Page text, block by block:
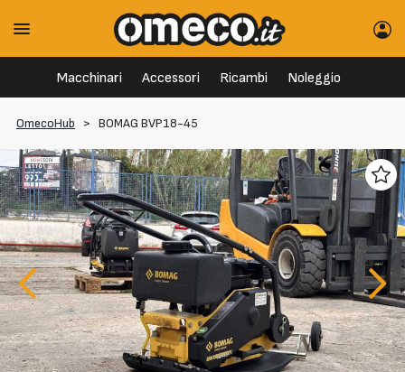
Macchinari Accessori Ricambi Noleggio
OmecoHub > BOMAG BVP18-45